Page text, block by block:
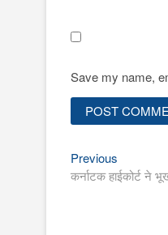
Save my name,
Post
Previous
post:
कर्नाटक हाईकोर्ट ने